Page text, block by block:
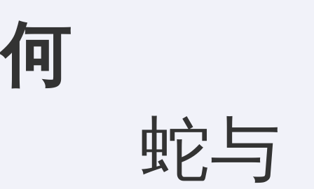
何
蛇与